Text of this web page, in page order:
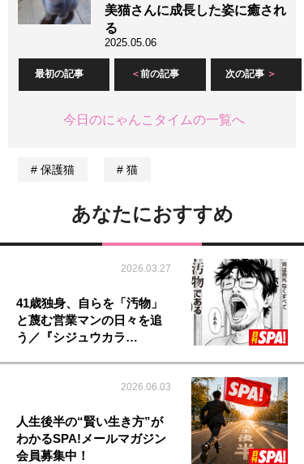
美猫さんに成長した姿に癒され
る
2025.05.06
最初の記事 前の記事 次の記事
今日のにゃんこタイムの一覧へ
保護猫 猫
あなたにおすすめ
2026.03.27
41歳独身、自らを「汚物」
と蔑む営業マンの日々を追
う／『シジュウカラ…
2026.06.03
人生後半の“賢い生き方”が
わかるSPA!メールマガジン
会員募集中！